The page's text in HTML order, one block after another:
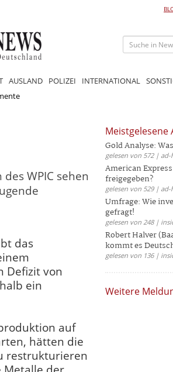
AUSLAND POLIZEI INTERNATIONAL
WPIC sehen
das
Defizit von
ein
auf
hätten die
restrukturieren
Meistgelesene
Gold Analyse:
gelesen von 572 | ad-
American
freigegeben?
gelesen von 529 | ad-
Umfrage: Wie
gefragt!
gelesen von 248 |
Robert Halver
kommt es
gelesen von 136 |
Weitere